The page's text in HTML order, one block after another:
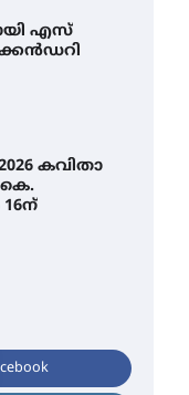
എസ്
കവിതാ
കെ.